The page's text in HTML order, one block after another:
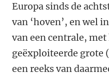
Europa sinds de
van ‘hoven’, en wel
van een centrale,
geëxploiteerde grote
een reeks van